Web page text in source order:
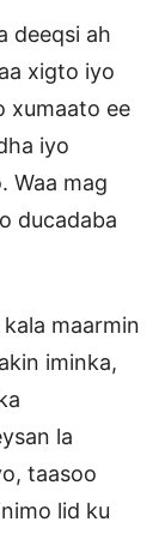
deeqsi ah
xigto iyo
xumaato ee
iyo
Waa mag
ducadaba
maarmin
iminka,
la
taasoo
lid ku